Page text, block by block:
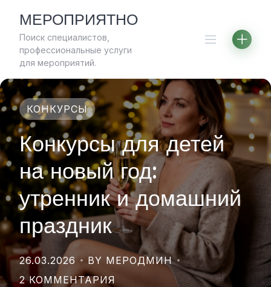
content
МЕРОПРИЯТНО
Поиск специалистов,
профессиональные услуги
для мероприятий.
КОНКУРСЫ
Конкурсы для детей
на новый год:
утренник и домашний
праздник
26.03.2026
BY МЕРОДМИН
2 КОММЕНТАРИЯ